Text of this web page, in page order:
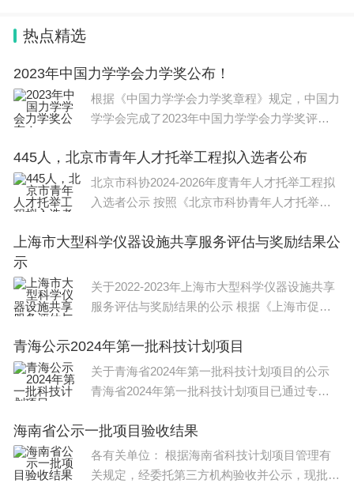
精准化医保管理，实现“事后”违规问题精准治理。
吕梁市人民医院党委书记乔晓红告诉记者，医保智能
监管系统上线后，医生的诊疗行为也在发生变
化：“以前出现过的开两三种疗效近似的药、一说检
查就来全套等不良现象，现在有了智能监管系统，这
样的做法会马上被风险预警提示，并给予及时纠
正。”
这样一来，通过医保监管与医疗全过程的智能互动，
做到及时预警、精准监管。人工智能的大数据筛查、
审核，大大提升了医保违规行为发现率。而智能医保
筛查出的疑点数据，可以为线下稽核提供精准线索，
极大增强了基金监管的靶向性和精准性，显著地减少
了医保违规行为。以2023年第三季度数据为例，吕
梁全市23类违规问题涉及金额较上一年同期下降4
7%左右，其中项目违规加收、项目组合限频次、诊
疗项目不予支付等8类问题基本清零，限科室、分解
收费、限频次等4类问题涉及金额下降60%以上。
热点精选
2023年中国力学学会力学奖公布！
根据《中国力学学会力学奖章程》规定，中国力
学学会完成了2023年中国力学学会力学奖评选
445人，北京市青年人才托举工程拟入选者公布
北京市科协2024-2026年度青年人才托举工程拟
入选者公示 按照《北京市科协青年人才托举工
上海市大型科学仪器设施共享服务评估与奖励结果公
示
关于2022-2023年上海市大型科学仪器设施共享
服务评估与奖励结果的公示 根据《上海市促进
青海公示2024年第一批科技计划项目
关于青海省2024年第一批科技计划项目的公示
青海省2024年第一批科技计划项目已通过专家
海南省公示一批项目验收结果
各有关单位： 根据海南省科技计划项目管理有
关规定，经委托第三方机构验收并公示，现批